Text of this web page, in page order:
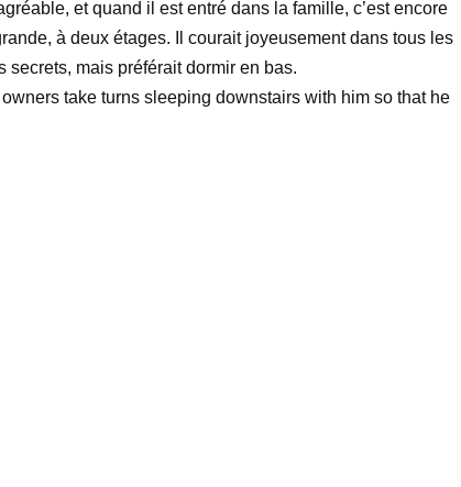
et quand il est entré dans la famille, c’est encore
à deux étages. Il courait joyeusement dans tous les
mais préférait dormir en bas.